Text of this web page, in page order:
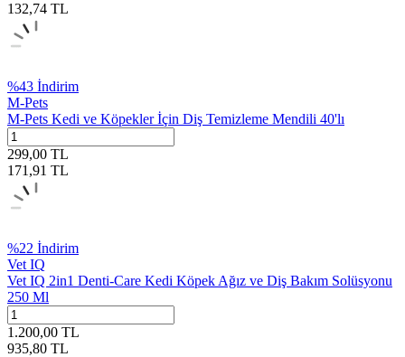
132,74 TL
%43 İndirim
M-Pets
M-Pets Kedi ve Köpekler İçin Diş Temizleme Mendili 40'lı
299,00 TL
171,91 TL
%22 İndirim
Vet IQ
Vet IQ 2in1 Denti-Care Kedi Köpek Ağız ve Diş Bakım Solüsyonu
250 Ml
1.200,00 TL
935,80 TL